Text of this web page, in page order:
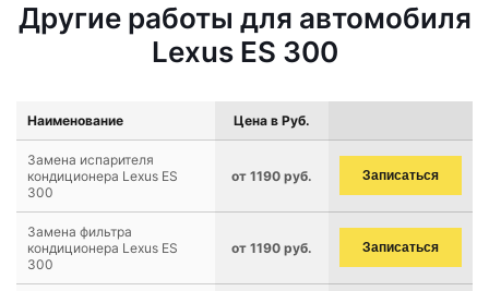
Другие работы для автомобиля
Lexus ES 300
Наименование Цена в Руб.
Замена испарителя
кондиционера Lexus ES
300
от 1190 руб. Записаться
Замена фильтра
кондиционера Lexus ES
300
от 1190 руб. Записаться